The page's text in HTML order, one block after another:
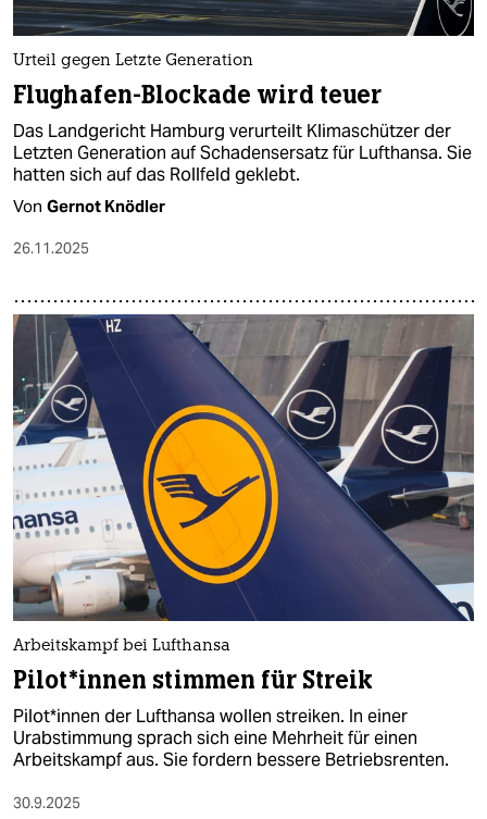
Urteil gegen Letzte Generation
Flughafen-Blockade wird teuer
Das Landgericht Hamburg verurteilt Klimaschützer der
Letzten Generation auf Schadensersatz für Lufthansa. Sie
hatten sich auf das Rollfeld geklebt.
Von Gernot Knödler
26.11.2025
Arbeitskampf bei Lufthansa
Pi­lo­t*in­nen stimmen für Streik
Pi­lo­t*in­nen der Lufthansa wollen streiken. In einer
Urabstimmung sprach sich eine Mehrheit für einen
Arbeitskampf aus. Sie fordern bessere Betriebsrenten.
30.9.2025